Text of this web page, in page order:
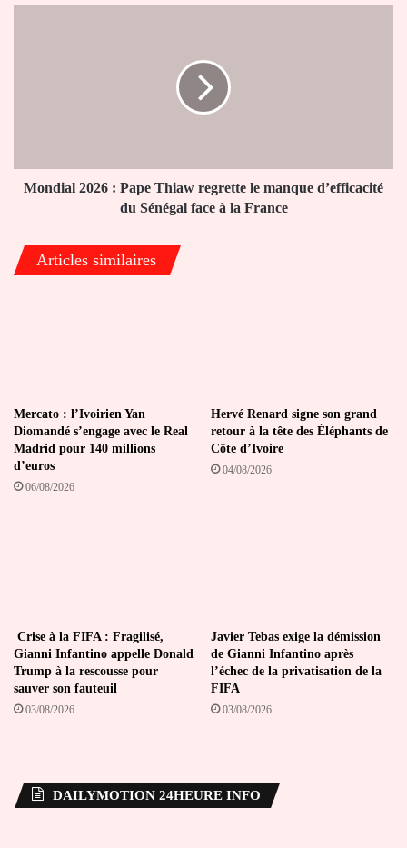
d’efficacité
du
la
Mondial 2026 : Pape Thiaw regrette le manque d’efficacité
du Sénégal face à la France
Articles similaires
Mercato : l’Ivoirien Yan
Diomandé s’engage avec le Real
Madrid pour 140 millions
d’euros
06/08/2026
Hervé Renard signe son grand
retour à la tête des Éléphants de
Côte d’Ivoire
04/08/2026
Crise à la FIFA : Fragilisé,
Gianni Infantino appelle Donald
Trump à la rescousse pour
sauver son fauteuil
03/08/2026
Javier Tebas exige la démission
de Gianni Infantino après
l’échec de la privatisation de la
FIFA
03/08/2026
DAILYMOTION 24HEURE INFO